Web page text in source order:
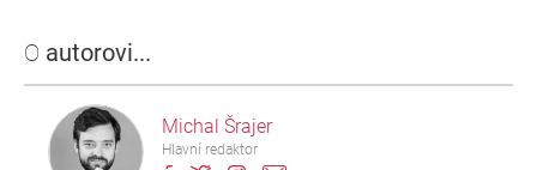
O autorovi...
Michal Šrajer
Hlavní redaktor